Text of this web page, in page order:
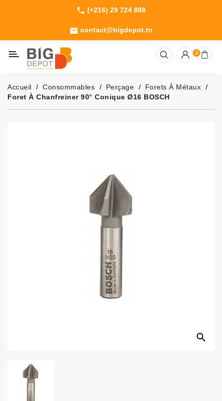
phone (+216) 29 724 888
email contact@bigdepot.tn
Machines
Outillage
Jardinage
Consommables
0
Accueil Consommables Perçage
Forets À Métaux
Foret À Chanfreiner 90° Conique Ø16 BOSCH
search